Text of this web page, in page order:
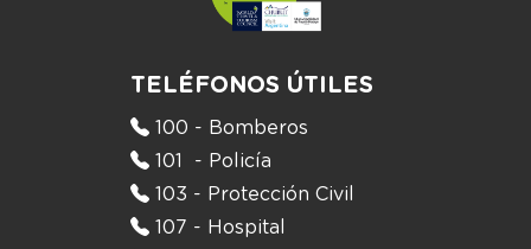
TELÉFONOS ÚTILES
100 - Bomberos
101 - Policía
103 - Protección Civil
107 - Hospital